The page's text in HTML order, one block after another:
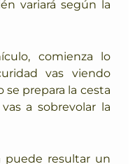
variará según la
comienza lo
vas viendo
prepara la cesta
a sobrevolar la
puede resultar un